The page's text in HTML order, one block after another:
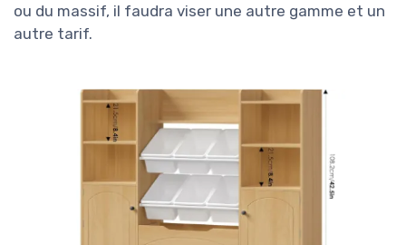
ou du massif, il faudra viser une autre gamme et un
autre tarif.